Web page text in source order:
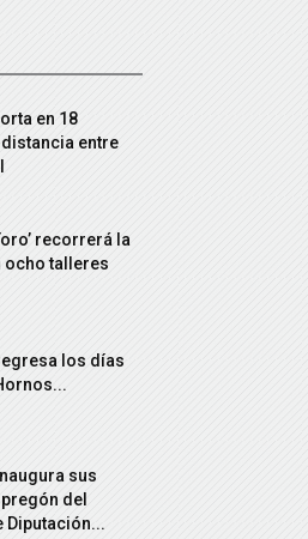
en 18
entre
recorrerá la
ocho talleres
los días
sus
del
Diputación...